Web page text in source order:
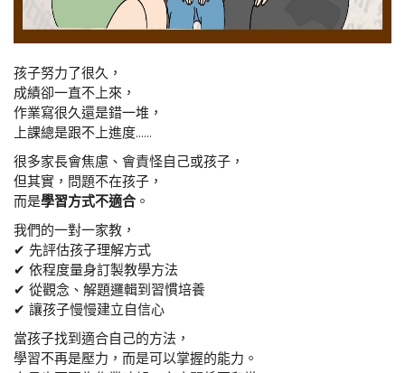
孩子努力了很久，
成績卻一直不上來，
作業寫很久還是錯一堆，
上課總是跟不上進度……
很多家長會焦慮、會責怪自己或孩子，
但其實，問題不在孩子，
而是學習方式不適合 。
我們的一對一家教，
✔ 先評估孩子理解方式
✔ 依程度量身訂製教學方法
✔ 從觀念、解題邏輯到習慣培養
✔ 讓孩子慢慢建立自信心
當孩子找到適合自己的方法，
學習不再是壓力，而是可以掌握的能力。